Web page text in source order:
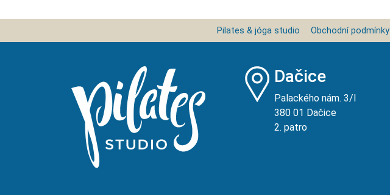
Pilates & jóga studio Obchodní podmínky
Dačice
Palackého nám. 3/I
380 01 Dačice
2. patro